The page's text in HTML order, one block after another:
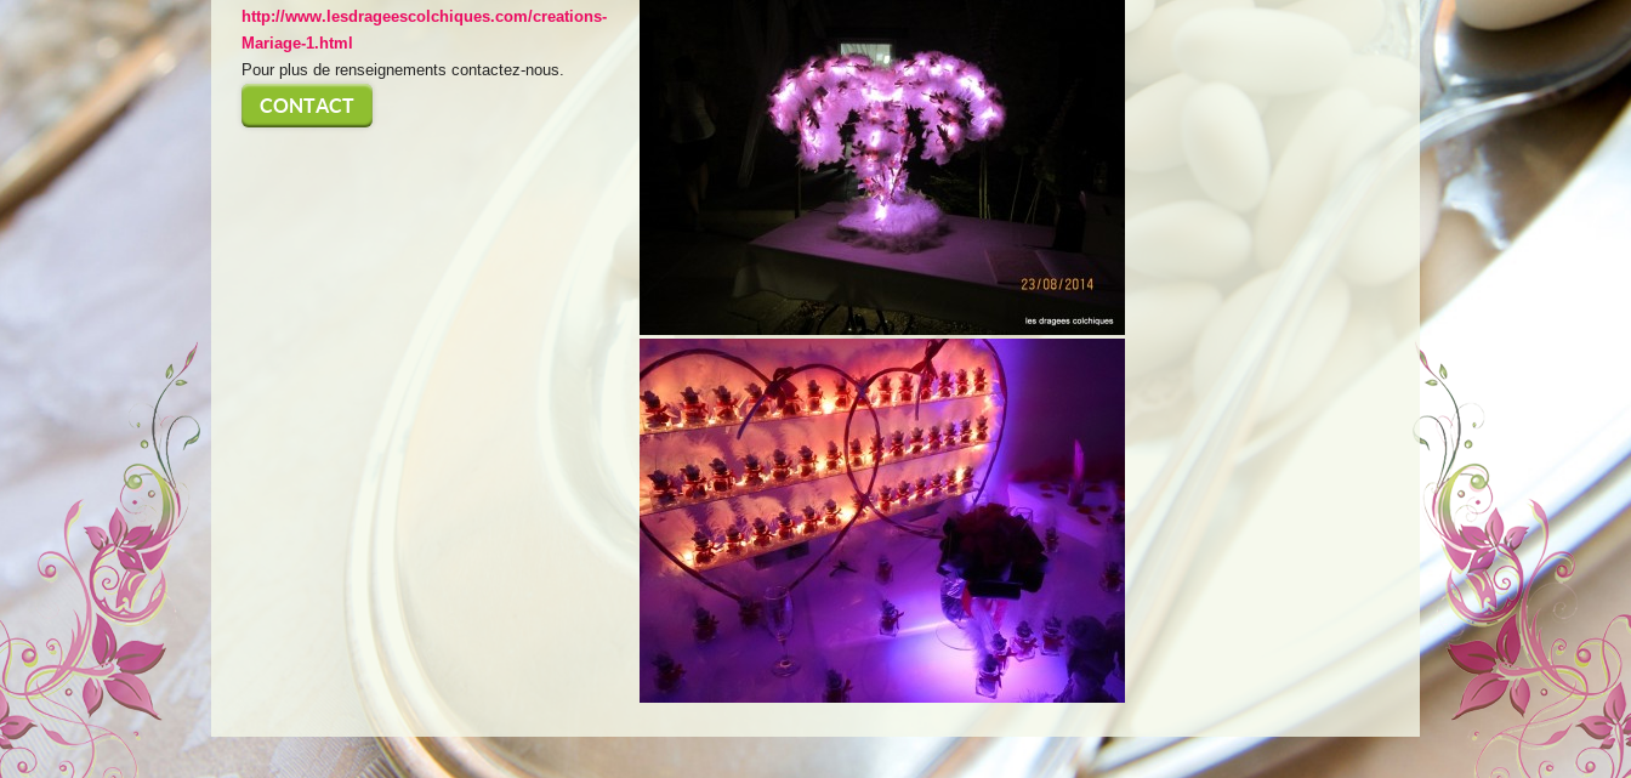
http://www.lesdrageescolchiques.com/creations-
Mariage-1.html
Pour plus de renseignements contactez-nous.
CONTACT